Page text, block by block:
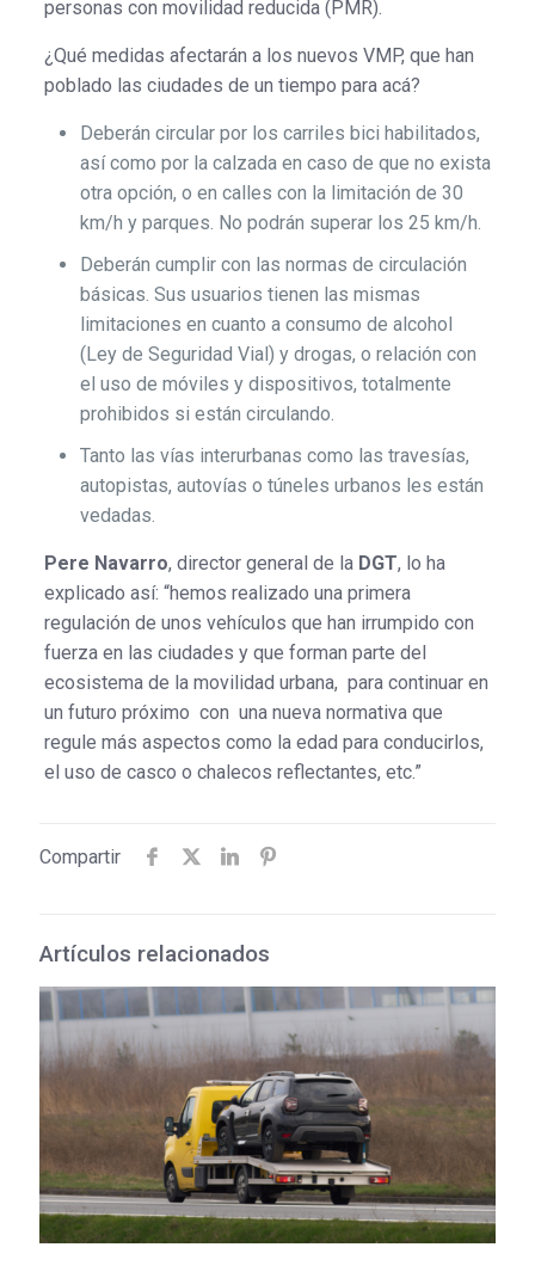
personas con movilidad reducida (PMR).
¿Qué medidas afectarán a los nuevos VMP, que han
poblado las ciudades de un tiempo para acá?
Deberán circular por los carriles bici habilitados,
así como por la calzada en caso de que no exista
otra opción, o en calles con la limitación de 30
km/h y parques. No podrán superar los 25 km/h.
Deberán cumplir con las normas de circulación
básicas. Sus usuarios tienen las mismas
limitaciones en cuanto a consumo de alcohol
(Ley de Seguridad Vial) y drogas, o relación con
el uso de móviles y dispositivos, totalmente
prohibidos si están circulando.
Tanto las vías interurbanas como las travesías,
autopistas, autovías o túneles urbanos les están
vedadas.
Pere Navarro, director general de laDGT, lo ha
explicado así: “hemos realizado una primera
regulación de unos vehículos que han irrumpido con
fuerza en las ciudades y que forman parte del
ecosistema de la movilidad urbana, para continuar en
un futuro próximo con una nueva normativa que
regule más aspectos como la edad para conducirlos,
el uso de casco o chalecos reflectantes, etc.”
Compartir
Artículos relacionados